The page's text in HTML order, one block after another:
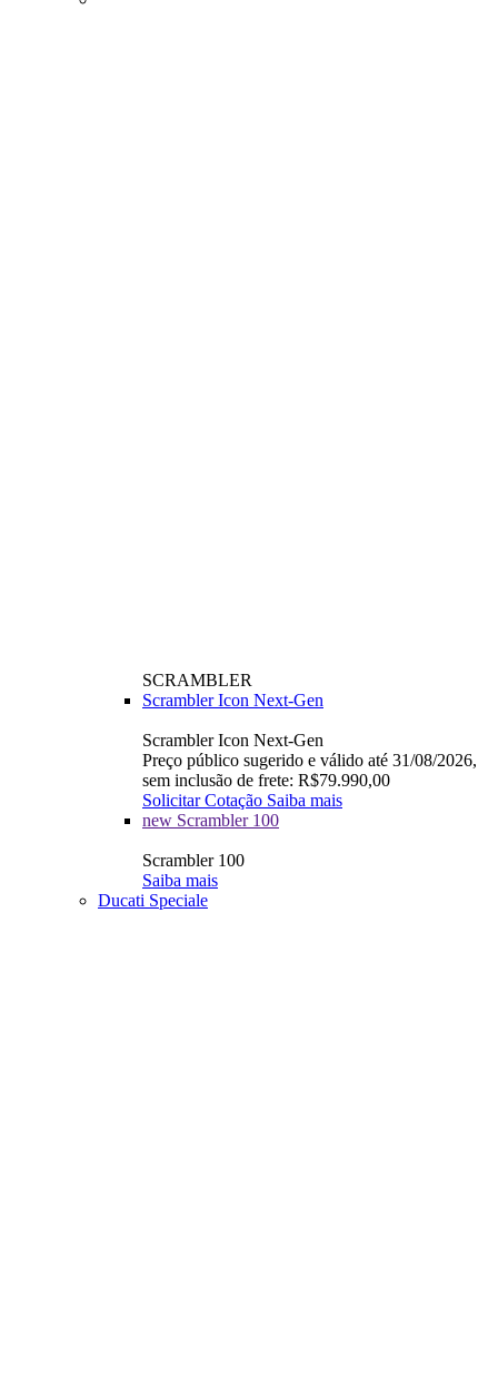
SCRAMBLER
Scrambler Icon Next-Gen
Scrambler Icon Next-Gen
Preço público sugerido e válido até 31/08/2026,
sem inclusão de frete: R$79.990,00
Solicitar Cotação Saiba mais
new Scrambler 100
Scrambler 100
Saiba mais
Ducati Speciale